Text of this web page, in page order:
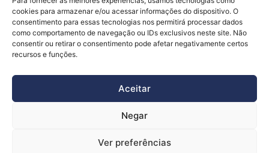
cookies para armazenar e/ou acessar informações do dispositivo. O
consentimento para essas tecnologias nos permitirá processar dados
como comportamento de navegação ou IDs exclusivos neste site. Não
consentir ou retirar o consentimento pode afetar negativamente certos
recursos e funções.
Aceitar
Negar
Ver preferências
Enviar